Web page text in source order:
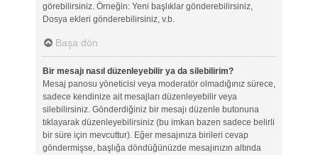
görebilirsiniz. Örneğin: Yeni başlıklar gönderebilirsiniz,
Dosya ekleri gönderebilirsiniz, v.b.
Başa dön
Bir mesajı nasıl düzenleyebilir ya da silebilirim?
Mesaj panosu yöneticisi veya moderatör olmadığınız sürece,
sadece kendinize ait mesajları düzenleyebilir veya
silebilirsiniz. Gönderdiğiniz bir mesajı düzenle butonuna
tıklayarak düzenleyebilirsiniz (bu imkan bazen sadece belirli
bir süre için mevcuttur). Eğer mesajınıza birileri cevap
göndermişse, başlığa döndüğünüzde mesajınızın altında